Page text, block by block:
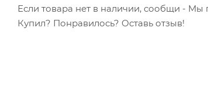
Если товара нет в наличии, сообщи -
Купил? Понравилось? Оставь отзыв!